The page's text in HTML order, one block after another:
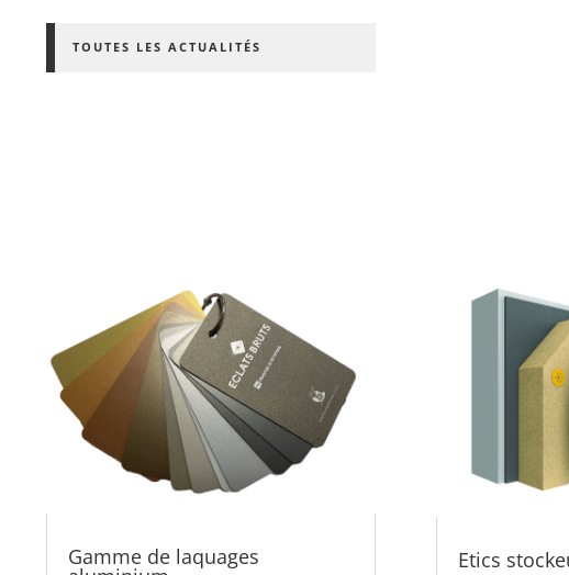
TOUTES LES ACTUALITÉS
Gamme de laquages Etics